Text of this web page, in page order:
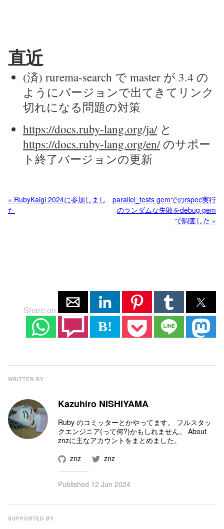
直近
(済) rurema-search で master が 3.4 の
ようにバージョンで出てきてリンク
切れになる問題の対策
https://docs.ruby-lang.org/ja/と
https://docs.ruby-lang.org/en/のサポー
ト終了バージョンの更新
« RubyKaigi 2024に参加しまし
た
parallel_tests gemでのrspec実行
のランダムな失敗をdebug gem
で調査した »
Share on
B!
WRITTEN BY
Kazuhiro NISHIYAMA
Ruby のコミッターとかやってます。 フルスタッ
クエンジニア(って何?)かもしれません。 About
znzに主なアカウントをまとめました。
znz
znz
Published 12 Jun 2024
SUPPORTED BY